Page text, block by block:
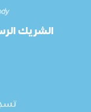
الشريك